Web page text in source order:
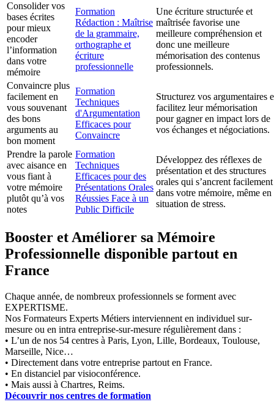
Consolider vos
bases écrites
pour mieux
encoder
l’information
dans votre
mémoire
Formation
Rédaction : Maîtrise
de la grammaire,
orthographe et
écriture
professionnelle
Une écriture structurée et
maîtrisée favorise une
meilleure compréhension et
donc une meilleure
mémorisation des contenus
professionnels.
Convaincre plus
facilement en
vous souvenant
des bons
arguments au
bon moment
Formation
Techniques
d'Argumentation
Efficaces pour
Convaincre
Structurez vos argumentaires
facilitez leur mémorisation
pour gagner en impact lors de
vos échanges et négociations.
Prendre la parole
avec aisance en
vous fiant à
votre mémoire
plutôt qu’à vos
notes
Formation
Techniques
Efficaces pour des
Présentations Orales
Réussies Face à un
Public Difficile
Développez des réflexes de
présentation et des structures
orales qui s’ancrent facilement
dans votre mémoire, même en
situation de stress.
Booster et Améliorer sa Mémoire
Professionnelle disponible partout en
France
Chaque année, de nombreux professionnels se forment avec
EXPERTISME.
Nos Formateurs Experts Métiers interviennent en individuel sur-
mesure ou en intra entreprise-sur-mesure régulièrement dans :
• L’un de nos 54 centres à Paris, Lyon, Lille, Bordeaux, Toulouse,
Marseille, Nice…
• Directement dans votre entreprise partout en France.
• En distanciel par visioconférence.
• Mais aussi à Chartres, Reims.
Découvrir nos centres de formation